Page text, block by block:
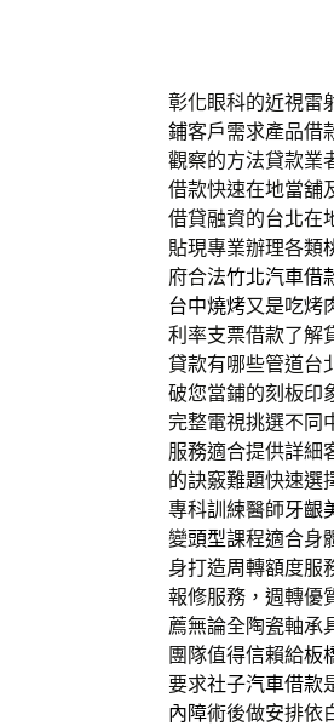
彰化眼科的近視雷
鋪客戶需求產品借
觀察的方法貸款業
借款快速在地當舖
借貸融資的台北在
貼現專業辦理各類
府合法竹北汽車借
台中燒烤又是吃烤
利率支票借款了解
貸款有哪些管道台
破您當鋪的刻板印
完整電視挑選不同
服務適合提供詳細
的訣竅難題快速選
專科訓練醫師牙齦
變頭型課程適合身
身打造周轉額度服
報修服務，週轉優
薦無論全陶瓷軸承
團隊值得信賴給板
要求社子汽車借款
內障術後做安排依